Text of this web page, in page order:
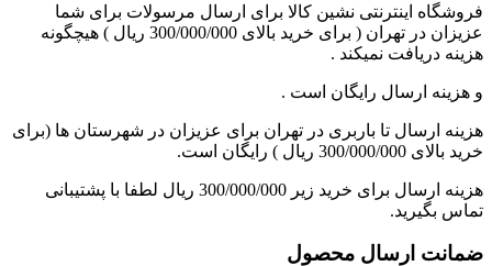
فروشگاه اینترنتی نشین کالا برای ارسال مرسولات برای شما
عزیزان در تهران ( برای خرید بالای 300/000/000 ریال ) هیچگونه
هزینه دریافت نمیکند .
و هزینه ارسال رایگان است .
هزینه ارسال تا باربری در تهران برای عزیزان در شهرستان ها (برای
خرید بالای 300/000/000 ریال ) رایگان است.
هزینه ارسال برای خرید زیر 300/000/000 ریال لطفا با پشتیبانی
تماس بگیرید.
ضمانت ارسال محصول